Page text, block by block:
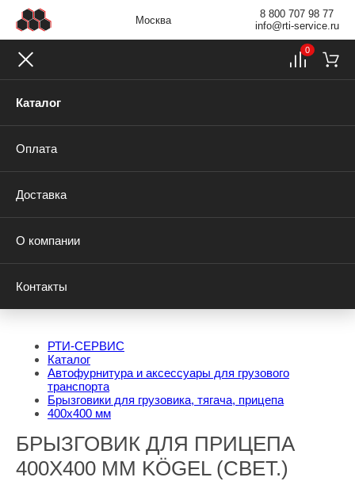
Москва
8 800 707 98 77
info@rti-service.ru
Каталог
Оплата
Доставка
О компании
Контакты
0
РТИ-СЕРВИС
Каталог
Автофурнитура и аксессуары для грузового
транспорта
Брызговики для грузовика, тягача, прицепа
400х400 мм
БРЫЗГОВИК ДЛЯ ПРИЦЕПА
400Х400 ММ KÖGEL (СВЕТ.)